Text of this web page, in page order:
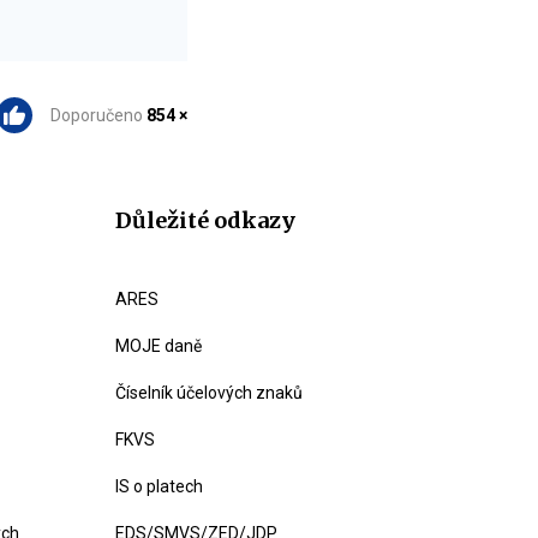
Doporučeno 854 ×
Důležité odkazy
ARES
MOJE daně
Číselník účelových znaků
FKVS
IS o platech
EDS/SMVS/ZED/JDP